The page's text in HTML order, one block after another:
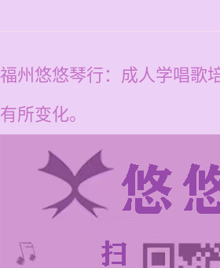
福州悠悠琴行：成人学唱歌
有所变化。